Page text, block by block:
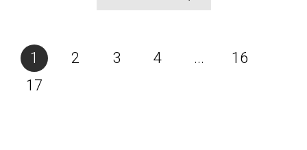
1 2 3 4 ...
16
17